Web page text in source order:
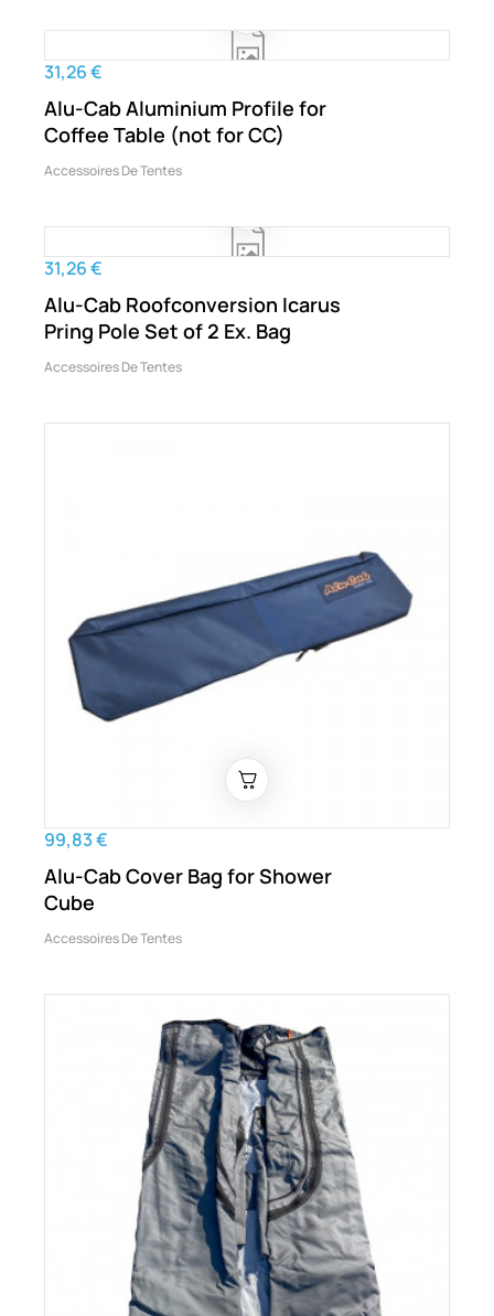
31,26 €
Alu-Cab Aluminium Profile for
Coffee Table (not for CC)
Accessoires De Tentes
31,26 €
Alu-Cab Roofconversion Icarus
Pring Pole Set of 2 Ex. Bag
Accessoires De Tentes
99,83 €
Alu-Cab Cover Bag for Shower
Cube
Accessoires De Tentes